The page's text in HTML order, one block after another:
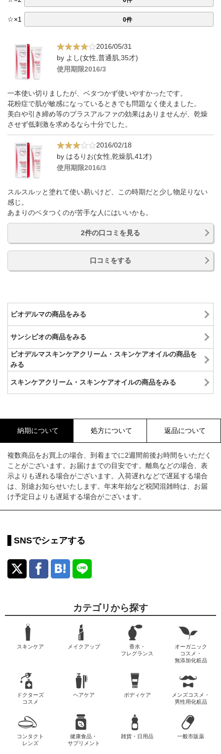
☆×1 0件
2016/05/31
by よし(女性,普通肌,35才)
使用期限2016/3
一本使い切りましたが、ベタつかず使いやすかったです。
花粉症で肌が敏感になっているときでも問題なく使えました。
美白や引き締め等のプラスアルファの効果はありませんが、乾燥
させず低刺激を求めるなら十分でした。
2016/02/18
by はるりお(女性,乾燥肌,41才)
使用期限2016/3
スルスルッと塗れて使い易いけど、この時期だと少し物足りない
感じ。
あまりのベタつくのが苦手な人にはいいかも。
2件の口コミを見る
口コミをする
ビオデルマの商品をみる
サンシビオの商品をみる
ビオデルマスキンケアクリーム・スキンケアオイルの商品を
みる
スキンケアクリーム・スキンケアオイルの商品をみる
納期について 処方について 返品について
複数商品をお買上の場合、到着までに2週間前後お時間をいただく
ことがございます。お届けまでの目安です。離島などの場合、表
示よりも遅れる場合がございます。入荷遅れなどで遅延する場合
は、別途お知らせいたします。年末年始など税関混雑時は、お届
け予定日よりも遅延する場合がございます。
SNSでシェアする
カテゴリから探す
スキンケア メイクアップ
香水・
フレグランス
オーガニック
コスメ・
無添加化粧品
ドクターズ
コスメ
ヘアケア ボディケア
メンズコスメ・
男性用化粧品
コンタクト
レンズ
健康食品・
サプリメント
雑貨・日用品 一般市販薬